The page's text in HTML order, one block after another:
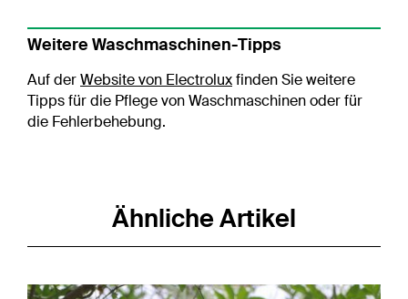
Weitere Waschmaschinen-Tipps
Auf derWebsite von Electroluxfinden Sie weitere
Tipps für die Pflege von Waschmaschinen oder für
die Fehlerbehebung.
Ähnliche Artikel